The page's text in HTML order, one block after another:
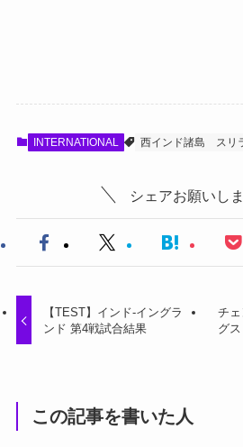
INTERNATIONAL 西インド諸島 スリ
シェアお願いし
【TEST】インド-イングラ
ンド 第4戦試合結果
チ
グス
この記事を書いた人